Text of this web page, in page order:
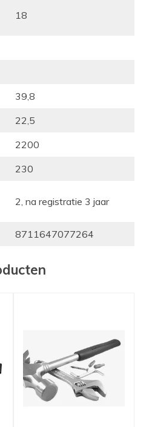
18
39,8
22,5
2200
230
2, na registratie 3 jaar
8711647077264